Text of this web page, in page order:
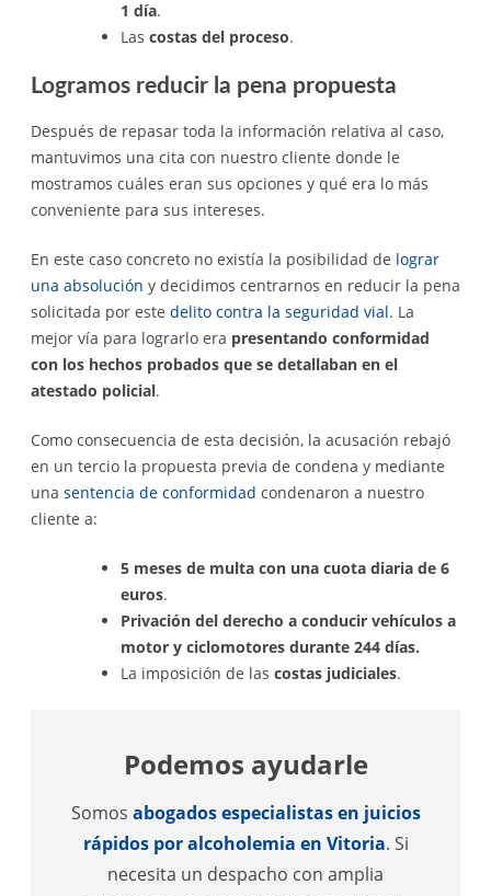
1 día.
Las costas del proceso.
Logramos reducir la pena propuesta
Después de repasar toda la información relativa al caso,
mantuvimos una cita con nuestro cliente donde le
mostramos cuáles eran sus opciones y qué era lo más
conveniente para sus intereses.
En este caso concreto no existía la posibilidad de lograr
una absolución y decidimos centrarnos en reducir la pena
solicitada por este delito contra la seguridad vial. La
mejor vía para lograrlo era presentando conformidad
con los hechos probados que se detallaban en el
atestado policial.
Como consecuencia de esta decisión, la acusación rebajó
en un tercio la propuesta previa de condena y mediante
una sentencia de conformidad condenaron a nuestro
cliente a:
5 meses de multa con una cuota diaria de 6
euros.
Privación del derecho a conducir vehículos a
motor y ciclomotores durante 244 días.
La imposición de las costas judiciales.
Podemos ayudarle
Somos abogados especialistas en juicios
rápidos por alcoholemia en Vitoria. Si
necesita un despacho con amplia